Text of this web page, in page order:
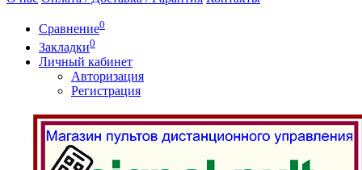
Сравнение0
Закладки0
Личный кабинет
Авторизация
Регистрация